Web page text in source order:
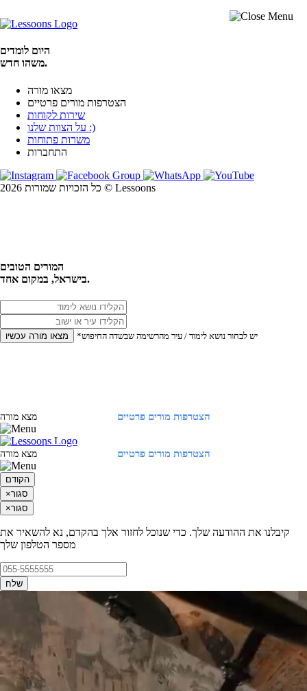
היום לומדים
משהו חדש.
מצאו מורה
הצטרפות מורים פרטיים
שירות לקוחות
על הצוות שלנו :)
משרות פתוחות
התחברות
כל הזכויות שמורות 2026 © Lessoons
המורים הטובים
בישראל, במקום אחד.
מצאו מורה עכשיו *יש לבחור נושא לימוד / עיר מהרשימה שבשדה החיפוש
הצטרפות מורים פרטיים מצא מורה
הצטרפות מורים פרטיים מצא מורה
הקודם
×סגור
×סגור
קיבלנו את ההודעה שלך. כדי שנוכל לחזור אלך בהקדם, נא להשאיר את
מספר הטלפון שלך
שלח